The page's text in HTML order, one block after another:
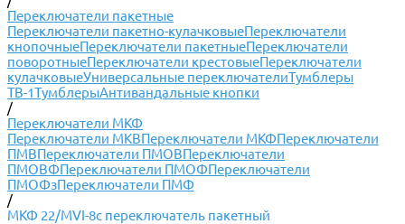
Переключатели пакетные
Переключатели пакетно-кулачковыеПереключатели
кнопочныеПереключатели пакетныеПереключатели
поворотныеПереключатели крестовыеПереключатели
кулачковыеУниверсальные переключателиТумблеры
ТВ-1ТумблерыАнтивандальные кнопки
/
Переключатели МКФ
Переключатели МКВПереключатели МКФПереключатели
ПМВПереключатели ПМОВПереключатели
ПМОВФПереключатели ПМОФПереключатели
ПМОФзПереключатели ПМФ
/
МКФ 22/МVI-8c переключатель пакетный